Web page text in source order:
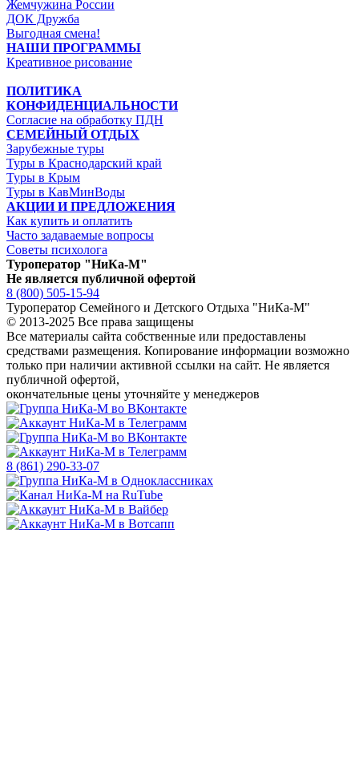
Жемчужина России
ДОК Дружба
Выгодная смена!
НАШИ ПРОГРАММЫ
Креативное рисование
ПОЛИТИКА
КОНФИДЕНЦИАЛЬНОСТИ
Согласие на обработку ПДН
СЕМЕЙНЫЙ ОТДЫХ
Зарубежные туры
Туры в Краснодарский край
Туры в Крым
Туры в КавМинВоды
АКЦИИ И ПРЕДЛОЖЕНИЯ
Как купить и оплатить
Часто задаваемые вопросы
Советы психолога
Туроператор "НиКа-М"
Не является публичной офертой
8 (800) 505-15-94
Туроператор Семейного и Детского Отдыха "НиКа-М"
© 2013-2025 Все права защищены
Все материалы сайта собственные или предоставлены
средствами размещения. Копирование информации возможно
только при наличии активной ссылки на сайт. Не является
публичной офертой,
окончательные цены уточняйте у менеджеров
8 (861) 290-33-07